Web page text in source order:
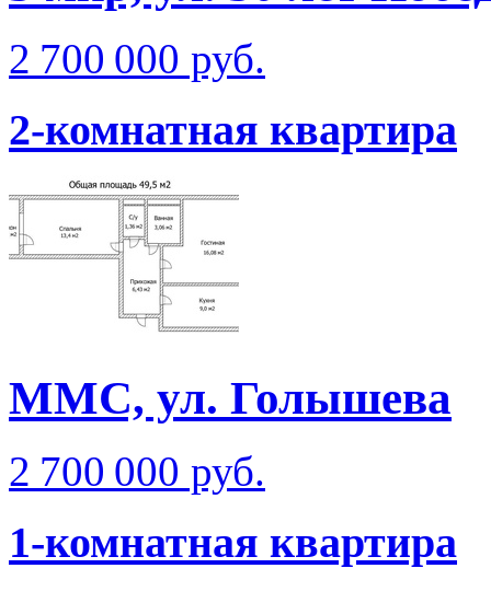
2 700 000 руб.
2-комнатная квартира
ММС, ул. Голышева
2 700 000 руб.
1-комнатная квартира